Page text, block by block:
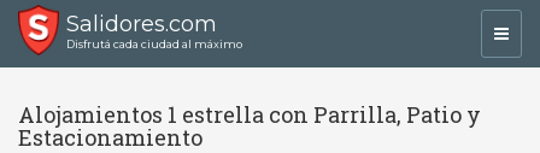
Salidores.com
Disfrutá cada ciudad al máximo
Alojamientos 1 estrella con Parrilla, Patio y
Estacionamiento